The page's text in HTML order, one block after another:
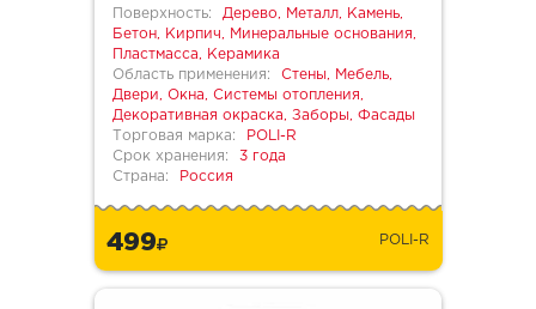
Поверхность:
Дерево, Металл, Камень,
Бетон, Кирпич, Минеральные основания,
Пластмасса, Керамика
Область применения:
Стены, Мебель,
Двери, Окна, Системы отопления,
Декоративная окраска, Заборы, Фасады
Торговая марка:
POLI-R
Срок хранения:
3 года
Страна:
Россия
499 POLI-R